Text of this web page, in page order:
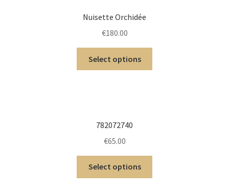
Nuisette Orchidée
€180.00
Select options
782072740
€65.00
Select options